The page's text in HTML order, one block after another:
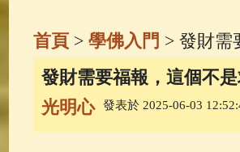
一切如來心秘密
生活禪(70) 釋
首頁> 學佛入門 > 發財需
發財需要福報，這個不
光明心
發表於 2025-06-03